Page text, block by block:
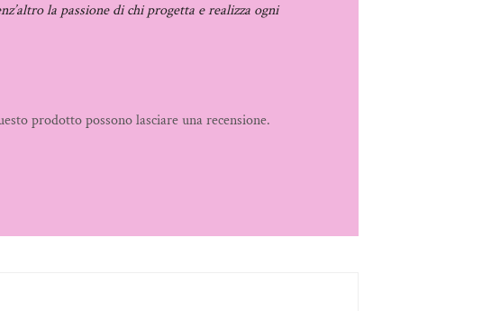
la passione di chi progetta e realizza ogni
prodotto possono lasciare una recensione.